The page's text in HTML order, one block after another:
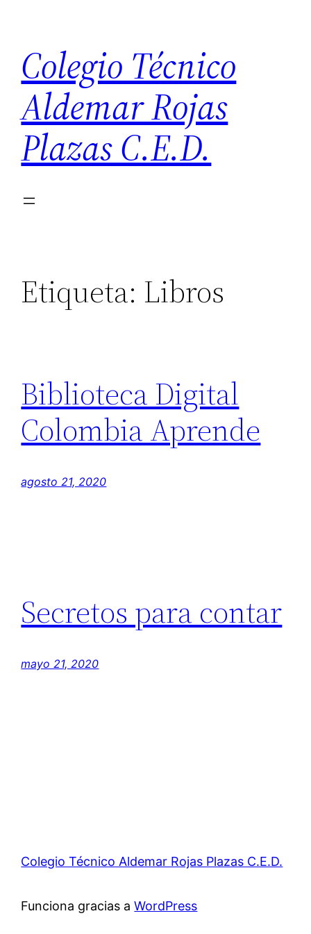
contenido
Colegio Técnico
Aldemar Rojas
Plazas C.E.D.
Etiqueta: Libros
Biblioteca Digital
Colombia Aprende
agosto 21, 2020
Secretos para contar
mayo 21, 2020
Colegio Técnico Aldemar Rojas Plazas C.E.D.
Funciona gracias aWordPress